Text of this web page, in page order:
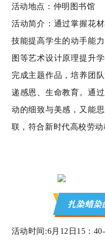
活动地点：仲明图书馆
活动简介：通过掌握花
技能提高学生的动手能
图等艺术设计原理提升
完成主题作品，培养团
递感恩、生命教育。通
动的细致与美感，又能
联，符合新时代高校劳动
扎染蜡染
活动时间:6月12日15：